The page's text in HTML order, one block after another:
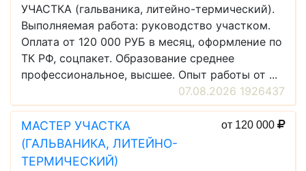
УЧАСТКА (гальваника, литейно-термический).
Выполняемая работа: руководство участком.
Оплата от 120 000 РУБ в месяц, оформление по
ТК РФ, соцпакет. Образование среднее
профессиональное, высшее. Опыт работы от ...
07.08.2026 1926437
МАСТЕР УЧАСТКА
(ГАЛЬВАНИКА, ЛИТЕЙНО-
ТЕРМИЧЕСКИЙ)
от 120 000